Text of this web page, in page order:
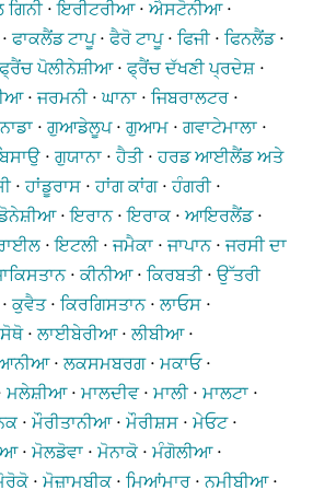
⋅ਇਰੀਟਰੀਆ⋅ਐਸਟੋਨੀਆ⋅
ਫਾਕਲੈਂਡ ਟਾਪੂ⋅ਫੈਰੋ ਟਾਪੂ⋅ਫਿਜੀ⋅ਫਿਨਲੈਂਡ⋅
ਫ੍ਰੈਂਚ ਪੋਲੀਨੇਸ਼ੀਆ⋅ਫ੍ਰੈਂਚ ਦੱਖਣੀ ਪ੍ਰਦੇਸ਼ ⋅
⋅ਜਰਮਨੀ⋅ਘਾਨਾ ⋅ਜਿਬਰਾਲਟਰ ⋅
⋅ਗੁਆਡੇਲੂਪ⋅ਗੁਆਮ ⋅ਗਵਾਟੇਮਾਲਾ ⋅
⋅ਗੁਯਾਨਾ ⋅ਹੈਤੀ⋅ਹਰਡ ਆਈਲੈਂਡ ਅਤੇ
⋅ਹਾਂਡੂਰਾਸ ⋅ਹਾਂਗ ਕਾਂਗ⋅ਹੰਗਰੀ⋅
⋅ਇਰਾਨ⋅ਇਰਾਕ⋅ਆਇਰਲੈਂਡ⋅
⋅ਇਟਲੀ⋅ਜਮੈਕਾ ⋅ਜਾਪਾਨ⋅ਜਰਸੀ ਦਾ
⋅ਕੀਨੀਆ⋅ਕਿਰਬਤੀ⋅ਉੱਤਰੀ
ਕੁਵੈਤ⋅ਕਿਰਗਿਸਤਾਨ⋅ਲਾਓਸ ⋅
⋅ਲਾਈਬੇਰੀਆ⋅ਲੀਬੀਆ⋅
⋅ਲਕਸਮਬਰਗ⋅ਮਕਾਓ⋅
ਮਲੇਸ਼ੀਆ⋅ਮਾਲਦੀਵ⋅ਮਾਲੀ⋅ਮਾਲਟਾ ⋅
⋅ਮੌਰੀਤਾਨੀਆ⋅ਮੌਰੀਸ਼ਸ ⋅ਮੇਓਟ⋅
⋅ਮੋਲਡੋਵਾ ⋅ਮੋਨਾਕੋ⋅ਮੰਗੋਲੀਆ⋅
⋅ਮੋਜ਼ਾਮਬੀਕ⋅ਮਿਆਂਮਾਰ ⋅ਨਮੀਬੀਆ⋅